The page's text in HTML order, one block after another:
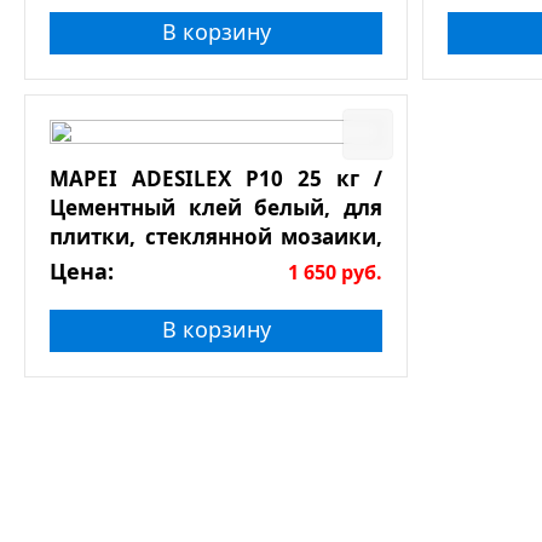
В корзину
MAPEI ADESILEX P10 25 кг /
Цементный клей белый, для
плитки, стеклянной мозаики,
натурального камня
Цена: 1 650 руб.
В корзину